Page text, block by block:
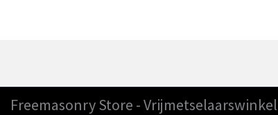
Freemasonry Store - Vrijmetselaarswinkel